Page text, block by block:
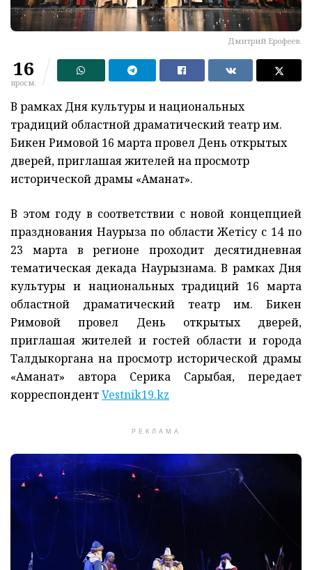
Дмитрий Ерофеев.
16
просм.
В рамках Дня культуры и национальных
традиций областной драматический театр им.
Бикен Римовой 16 марта провел День открытых
дверей, приглашая жителей на просмотр
исторической драмы «Аманат».
В этом году в соответствии с новой концепцией
празднования Наурыза по области Жетісу с 14 по
23 марта в регионе проходит десятидневная
тематическая декада Наурызнама. В рамках Дня
культуры и национальных традиций 16 марта
областной драматический театр им. Бикен
Римовой провел День открытых дверей,
приглашая жителей и гостей области и города
Талдыкоргана на просмотр исторической драмы
«Аманат» автора Серика Сарыбая, передает
корреспондентVestnik19.kz
РЕКЛАМА